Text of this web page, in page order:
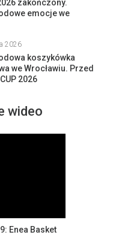
zakończony.
emocje we
2026
koszykówka
we Wrocławiu. Przed
2026
wideo
Enea Basket